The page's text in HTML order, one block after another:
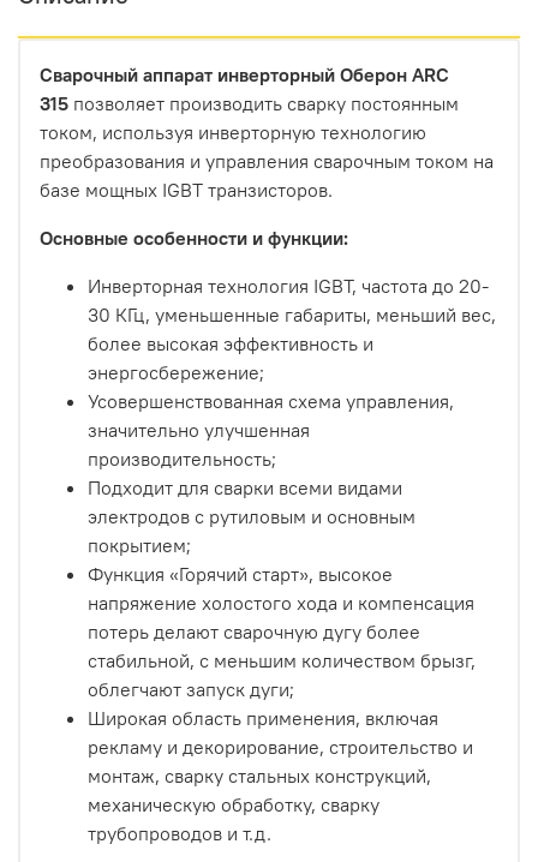
Сварочный аппарат инверторный Оберон ARC
315 позволяет производить сварку постоянным
током, используя инверторную технологию
преобразования и управления сварочным током на
базе мощных IGBT транзисторов.
Основные особенности и функции:
Инверторная технология IGBT, частота до 20-
30 КГц, уменьшенные габариты, меньший вес,
более высокая эффективность и
энергосбережение;
Усовершенствованная схема управления,
значительно улучшенная
производительность;
Подходит для сварки всеми видами
электродов с рутиловым и основным
покрытием;
Функция «Горячий старт», высокое
напряжение холостого хода и компенсация
потерь делают сварочную дугу более
стабильной, с меньшим количеством брызг,
облегчают запуск дуги;
Широкая область применения, включая
рекламу и декорирование, строительство и
монтаж, сварку стальных конструкций,
механическую обработку, сварку
трубопроводов и т.д.